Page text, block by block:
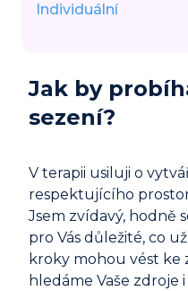
Individuální
Jak by
sezení?
V terapii usiluji o
respektujícího
Jsem zvídavý, hodně
pro Vás důležité, co
kroky mohou vést ke
hledáme Vaše zdroje